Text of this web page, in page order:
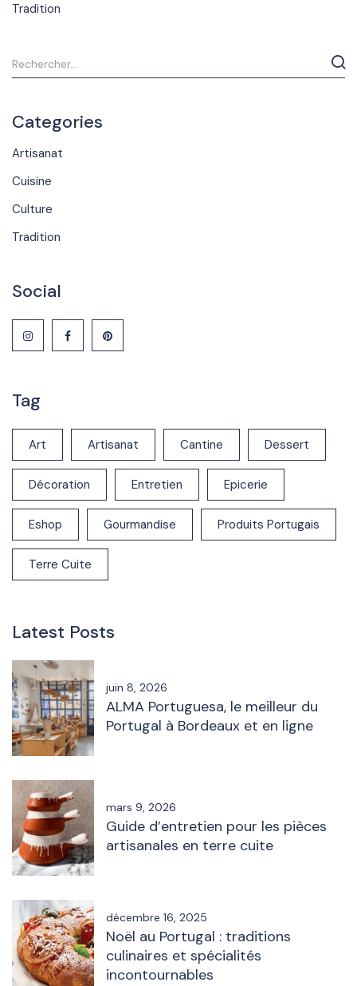
Tradition
Categories
Artisanat
Cuisine
Culture
Tradition
Social
Tag
Art Artisanat Cantine Dessert
Décoration Entretien Epicerie
Eshop Gourmandise Produits Portugais
Terre Cuite
Latest Posts
juin 8, 2026
ALMA Portuguesa, le meilleur du
Portugal à Bordeaux et en ligne
mars 9, 2026
Guide d’entretien pour les pièces
artisanales en terre cuite
décembre 16, 2025
Noël au Portugal : traditions
culinaires et spécialités
incontournables